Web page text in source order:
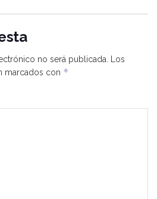
no será publicada.
Los
marcados con *